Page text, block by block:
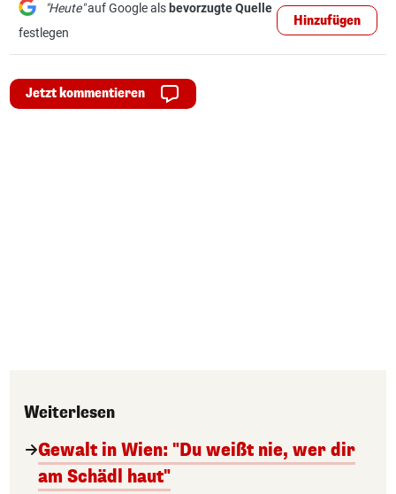
"Heute"auf Google als bevorzugte Quelle
festlegen
Hinzufügen
Jetzt kommentieren
Weiterlesen
Gewalt in Wien: "Du weißt nie, wer dir
am Schädl haut"